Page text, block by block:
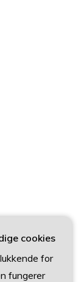
cookies
for
fungerer